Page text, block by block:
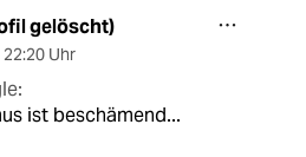
gelöscht)
22:20 Uhr
ist beschämend...